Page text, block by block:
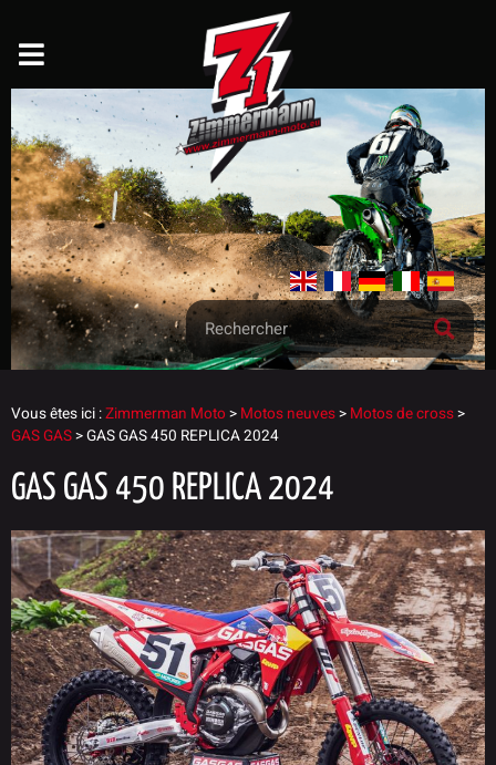
Vous êtes ici :Zimmerman Moto> Motos neuves> Motos de cross>
GAS GAS>GAS GAS 450 REPLICA 2024
GAS GAS 450 REPLICA 2024